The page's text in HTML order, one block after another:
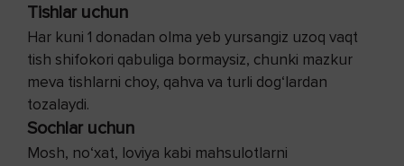
Tishlar uchun
Har kuni 1 donadan olma yeb yursangiz uzoq vaqt
tish shifokori qabuliga bormaysiz, chunki mazkur
meva tishlarni choy, qahva va turli dog‘lardan
tozalaydi.
Sochlar uchun
Mosh, no‘xat, loviya kabi mahsulotlarni